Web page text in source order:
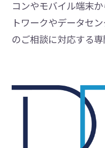
コンやモバイル端末
トワークやデータセ
のご相談に対応する専